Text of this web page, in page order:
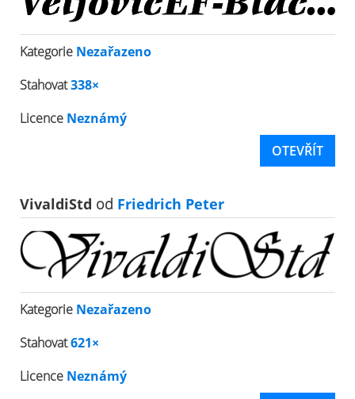
Kategorie Nezařazeno
Stahovat338×
Licence Neznámý
OTEVŘÍT
VivaldiStd od Friedrich Peter
Kategorie Nezařazeno
Stahovat621×
Licence Neznámý